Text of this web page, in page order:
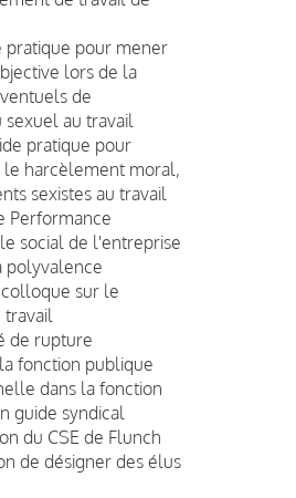
pratique pour mener
lors de la
de
au travail
pratique pour
harcèlement moral,
sexistes au travail
Performance
social de l'entreprise
polyvalence
sur le
de rupture
fonction publique
dans la fonction
guide syndical
du CSE de Flunch
de désigner des élus